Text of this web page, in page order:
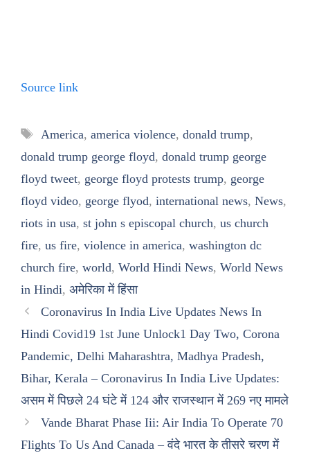
Source link
Tags
America, america violence, donald trump,
donald trump george floyd, donald trump george
floyd tweet, george floyd protests trump, george
floyd video, george flyod, international news, News,
riots in usa, st john s episcopal church, us church
fire, us fire, violence in america, washington dc
church fire, world, World Hindi News, World News
in Hindi, अमेरिका में हिंसा
Coronavirus In India Live Updates News In
Hindi Covid19 1st June Unlock1 Day Two, Corona
Pandemic, Delhi Maharashtra, Madhya Pradesh,
Bihar, Kerala – Coronavirus In India Live Updates:
असम में पिछले 24 घंटे में 124 और राजस्थान में 269 नए मामले
Vande Bharat Phase Iii: Air India To Operate 70
Flights To Us And Canada – वंदे भारत के तीसरे चरण में